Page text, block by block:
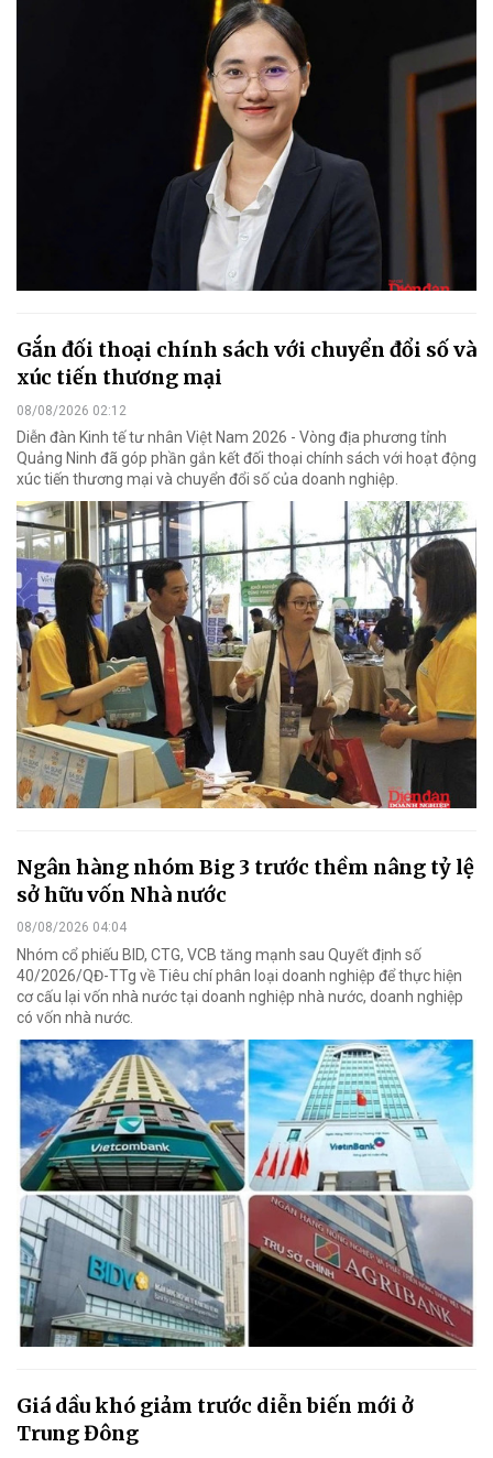
Gắn đối thoại chính sách với chuyển đổi số và
xúc tiến thương mại
08/08/2026 02:12
Diễn đàn Kinh tế tư nhân Việt Nam 2026 - Vòng địa phương tỉnh
Quảng Ninh đã góp phần gắn kết đối thoại chính sách với hoạt động
xúc tiến thương mại và chuyển đổi số của doanh nghiệp.
Ngân hàng nhóm Big 3 trước thềm nâng tỷ lệ
sở hữu vốn Nhà nước
08/08/2026 04:04
Nhóm cổ phiếu BID, CTG, VCB tăng mạnh sau Quyết định số
40/2026/QĐ-TTg về Tiêu chí phân loại doanh nghiệp để thực hiện
cơ cấu lại vốn nhà nước tại doanh nghiệp nhà nước, doanh nghiệp
có vốn nhà nước.
Giá dầu khó giảm trước diễn biến mới ở
Trung Đông